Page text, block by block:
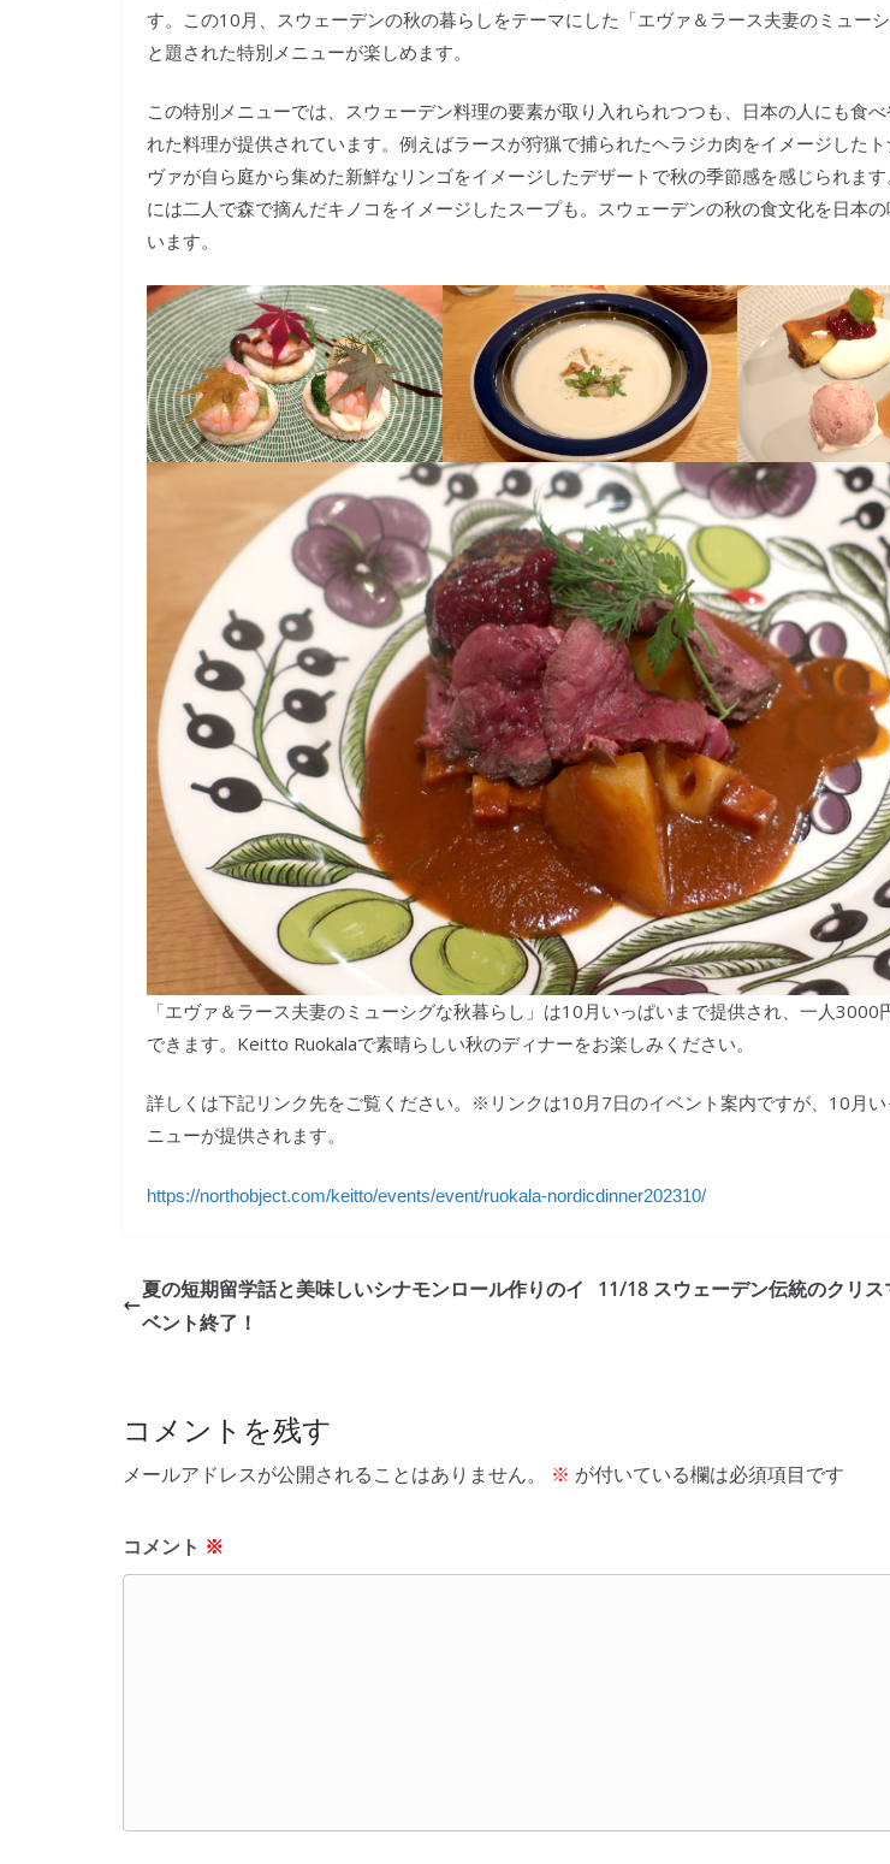
す。この10月、スウェーデンの秋の暮らしをテーマにした「エヴァ＆ラース夫妻のミューシ
と題された特別メニューが楽しめます。
この特別メニューでは、スウェーデン料理の要素が取り入れられつつも、日本の人にも食
れた料理が提供されています。例えばラースが狩猟で捕られたヘラジカ肉をイメージした
ヴァが自ら庭から集めた新鮮なリンゴをイメージしたデザートで秋の季節感を感じられま
には二人で森で摘んだキノコをイメージしたスープも。スウェーデンの秋の食文化を日本
います。
「エヴァ＆ラース夫妻のミューシグな秋暮らし」は10月いっぱいまで提供され、一人3000
できます。Keitto Ruokalaで素晴らしい秋のディナーをお楽しみください。
詳しくは下記リンク先をご覧ください。※リンクは10月7日のイベント案内ですが、10月い
ニューが提供されます。
https://northobject.com/keitto/events/event/ruokala-nordicdinner202310/
夏の短期留学話と美味しいシナモンロール作りのイ
ベント終了！
11/18 スウェーデン伝統のクリ
コメントを残す
メールアドレスが公開されることはありません。 ※ が付いている欄は必須項目です
コメント ※